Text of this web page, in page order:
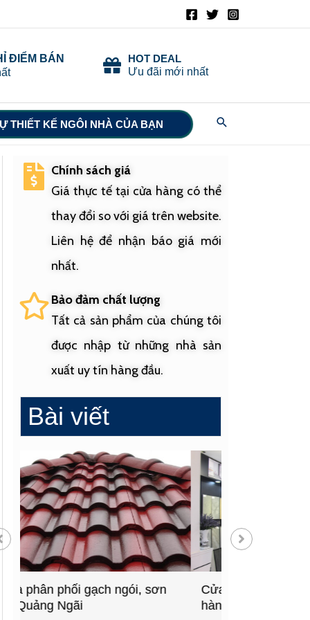
ĐIỂM BÁN
HOT DEAL
Ưu đãi mới nhất
THIẾT KẾ NGÔI NHÀ CỦA BẠN Search
Chính sách giá
Giá thực tế tại cửa hàng có thể
thay đổi so với giá trên website.
Liên hệ để nhận báo giá mới
nhất.
Bảo đảm chất lượng
Tất cả sản phẩm của chúng tôi
được nhập từ những nhà sản
xuất uy tín hàng đầu.
Bài viết
Cửa hàng vật liệu xây dựng
hàng đầu Quảng Ngãi